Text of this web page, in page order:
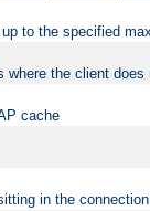
to the specified
the client
cache
in the